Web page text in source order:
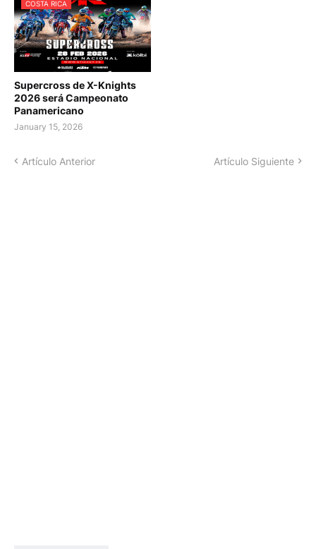
COSTA RICA
Supercross de X-Knights
2026 será Campeonato
Panamericano
January 15, 2026
Artículo Anterior Artículo Siguiente